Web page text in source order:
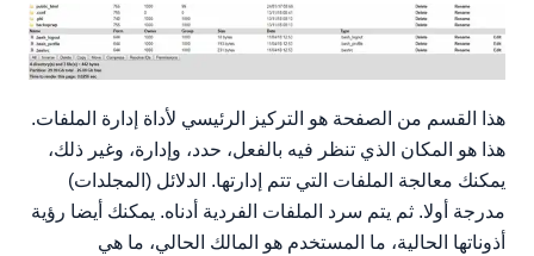
هذا القسم من الصفحة هو التركيز الرئيسي لأداة إدارة الملفات.
هذا هو المكان الذي تنظر فيه بالفعل، حدد، وإدارة، وغير ذلك،
يمكنك معالجة الملفات التي تتم إدارتها. الدلائل (المجلدات)
مدرجة أولا. ثم يتم سرد الملفات الفردية أدناه. يمكنك أيضا رؤية
أذوناتها الحالية، ما المستخدم هو المالك الحالي، ما هي